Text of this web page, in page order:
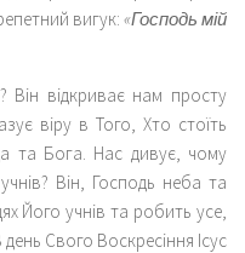
вигук: «Господь мій
відкриває нам просту
віру в Того, Хто стоїть
та Бога. Нас дивує, чому
Він, Господь неба та
Його учнів та робить усе,
Свого Воскресіння Ісус